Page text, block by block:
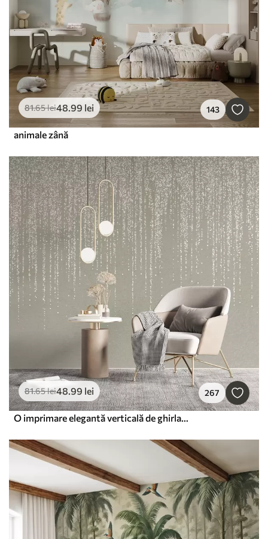
81.65lei48.99 lei 143
animale zână
81.65lei48.99 lei 267
O imprimare elegantă verticală de ghirlandă punctată pe un fundal texturat bej, creând un sentiment de profunzime și mișcare